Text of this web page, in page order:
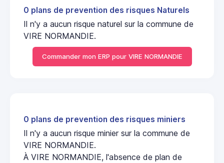
0 plans de prevention des risques Naturels
Il n'y a aucun risque naturel sur la commune de
VIRE NORMANDIE.
Commander mon ERP pour VIRE NORMANDIE
0 plans de prevention des risques miniers
Il n'y a aucun risque minier sur la commune de
VIRE NORMANDIE.
À VIRE NORMANDIE, l'absence de plan de